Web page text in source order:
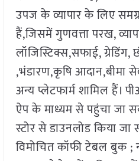
उपज के व्यापार के लिए
हैं,जिसमें गुणवत्ता परख,
लॉजिस्टिक्स,सफाई,
,भंडारण,कृषि आदान,बीमा
अन्य प्लेटफार्म शामिल हैं।
ऐप के माध्यम से पहुंचा जा
स्टोर से डाउनलोड किया जा
विमोचित कॉफी टेबल बुक ;